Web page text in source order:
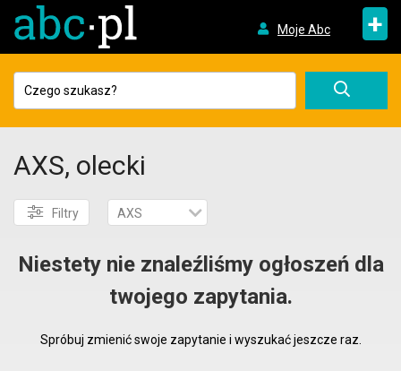
Moje Abc +
AXS, olecki
Filtry AXS
Niestety nie znaleźliśmy ogłoszeń dla
twojego zapytania.
Spróbuj zmienić swoje zapytanie i wyszukać jeszcze raz.